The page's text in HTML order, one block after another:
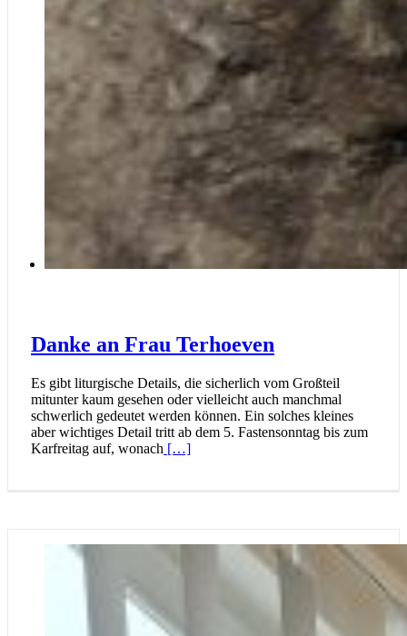
Danke an Frau Terhoeven
Es gibt liturgische Details, die sicherlich vom Großteil
mitunter kaum gesehen oder vielleicht auch manchmal
schwerlich gedeutet werden können. Ein solches kleines
aber wichtiges Detail tritt ab dem 5. Fastensonntag bis zum
Karfreitag auf, wonach […]